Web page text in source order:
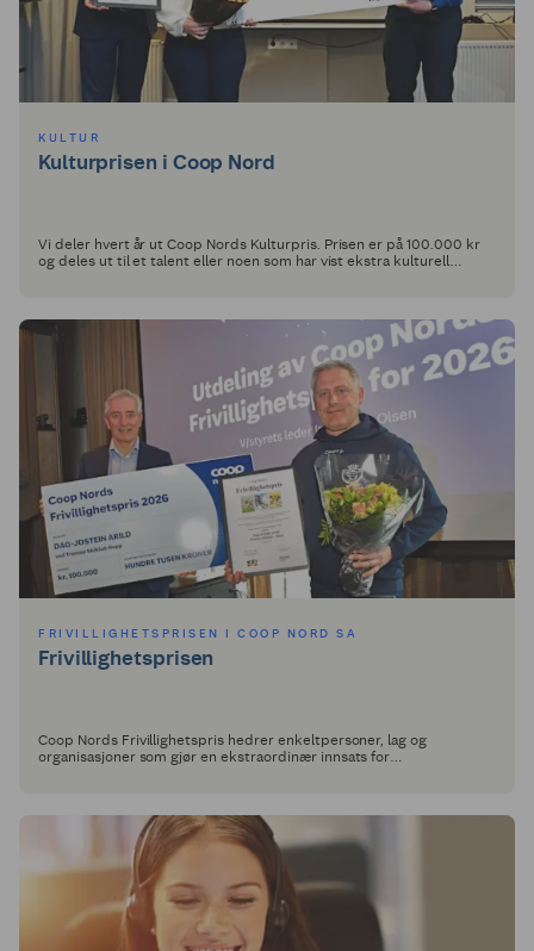
KULTUR
Kulturprisen i Coop Nord
Vi deler hvert år ut Coop Nords Kulturpris. Prisen er på 100.000 kr
og deles ut til et talent eller noen som har vist ekstra kulturell
FRIVILLIGHETSPRISEN I COOP NORD SA
Frivillighetsprisen
Coop Nords Frivillighetspris hedrer enkeltpersoner, lag og
organisasjoner som gjør en ekstraordinær innsats for